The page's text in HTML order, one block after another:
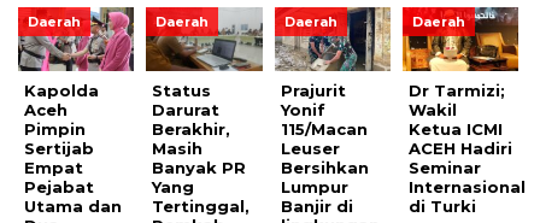
Daerah
Kapolda
Aceh
Pimpin
Sertijab
Empat
Pejabat
Utama dan
Daerah
Status
Darurat
Berakhir,
Masih
Banyak PR
Yang
Tertinggal,
Daerah
Prajurit
Yonif
115/Macan
Leuser
Bersihkan
Lumpur
Banjir di
Daerah
Dr Tarmizi;
Wakil
Ketua ICMI
ACEH Hadiri
Seminar
Internasional
di Turki